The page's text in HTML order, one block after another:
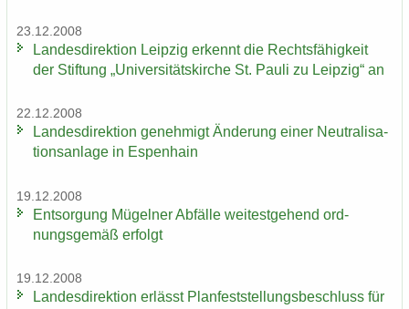
23.12.2008
Lan­des­di­rek­ti­on Leip­zig er­kennt die Rechts­fä­hig­keit
der Stif­tung „Uni­ver­si­täts­kir­che St. Pauli zu Leip­zig“ an
22.12.2008
Lan­des­di­rek­ti­on ge­neh­migt Än­de­rung einer Neu­tra­li­sa­
ti­ons­an­la­ge in Es­pen­hain
19.12.2008
Ent­sor­gung Mü­gel­ner Ab­fäl­le wei­test­ge­hend ord­
nungs­ge­mäß er­folgt
19.12.2008
Lan­des­di­rek­ti­on er­lässt Plan­fest­stel­lungs­be­schluss für